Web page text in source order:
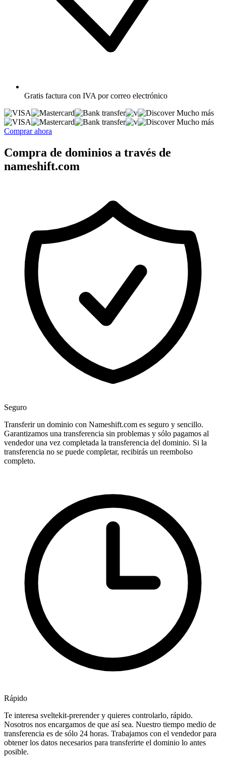
Gratis factura con IVA por correo electrónico
Mucho más
Mucho más
Comprar ahora
Compra de dominios a través de
nameshift.com
Seguro
Transferir un dominio con Nameshift.com es seguro y sencillo.
Garantizamos una transferencia sin problemas y sólo pagamos al
vendedor una vez completada la transferencia del dominio. Si la
transferencia no se puede completar, recibirás un reembolso
completo.
Rápido
Te interesa sveltekit-prerender y quieres controlarlo, rápido.
Nosotros nos encargamos de que así sea. Nuestro tiempo medio de
transferencia es de sólo 24 horas. Trabajamos con el vendedor para
obtener los datos necesarios para transferirte el dominio lo antes
posible.